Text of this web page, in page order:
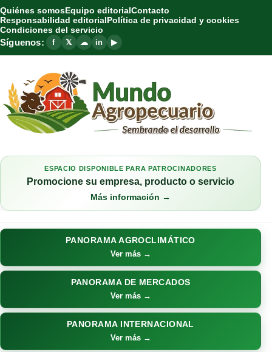
Quiénes somosEquipo editorialContacto
Responsabilidad editorialPolítica de privacidad y cookies
Condiciones del servicio
Síguenos: f 𝕏 ☁ in ▶
ESPACIO DISPONIBLE PARA PATROCINADORES
Promocione su empresa, producto o servicio
Más información →
PANORAMA AGROCLIMÁTICO
Ver más →
PANORAMA DE MERCADOS
Ver más →
PANORAMA INTERNACIONAL
Ver más →